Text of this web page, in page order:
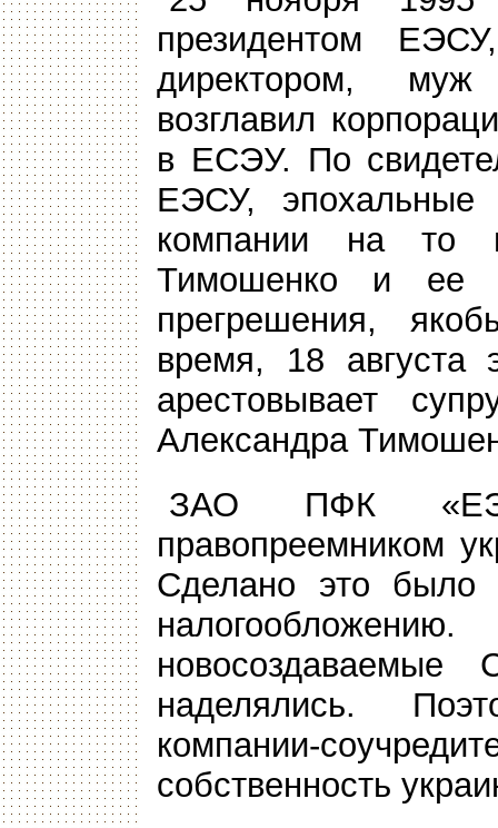
президентом
директором,
возглавил
в ЕСЭУ. По
ЕЭСУ, эпохальные
компании на то
Тимошенко и ее
прегрешения,
время, 18 августа
арестовывает
Александра
ЗАО ПФК
правопреемником
Сделано это было
наделялись.
компании-
собственность